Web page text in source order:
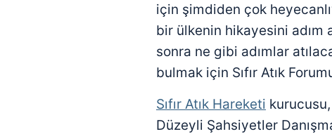
için şimdiden çok
bir ülkenin hikayesini adım
sonra ne gibi adımlar
bulmak için Sıfır Atık
Sıfır Atık Hareketi kurucusu,
Düzeyli Şahsiyetler